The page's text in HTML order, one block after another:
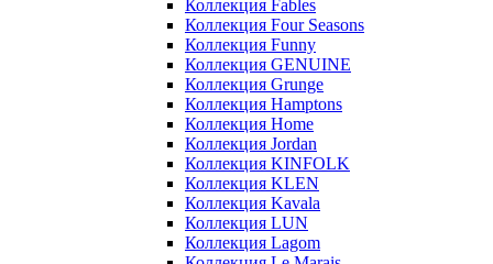
Коллекция Fables
Коллекция Four Seasons
Коллекция Funny
Коллекция GENUINE
Коллекция Grunge
Коллекция Hamptons
Коллекция Home
Коллекция Jordan
Коллекция KINFOLK
Коллекция KLEN
Коллекция Kavala
Коллекция LUN
Коллекция Lagom